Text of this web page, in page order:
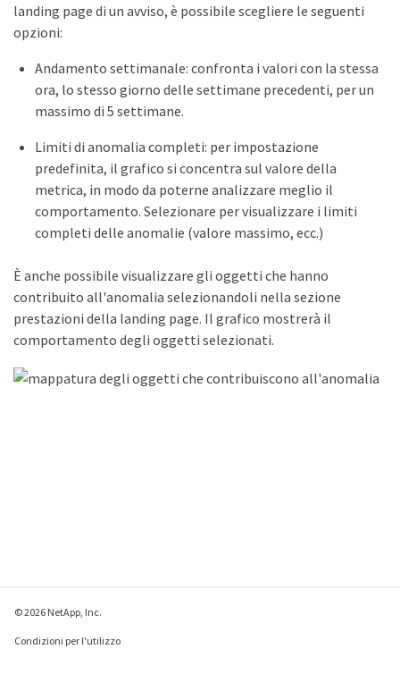
landing page di un avviso, è possibile scegliere le seguenti
opzioni:
Andamento settimanale: confronta i valori con la stessa
ora, lo stesso giorno delle settimane precedenti, per un
massimo di 5 settimane.
Limiti di anomalia completi: per impostazione
predefinita, il grafico si concentra sul valore della
metrica, in modo da poterne analizzare meglio il
comportamento. Selezionare per visualizzare i limiti
completi delle anomalie (valore massimo, ecc.)
È anche possibile visualizzare gli oggetti che hanno
contribuito all'anomalia selezionandoli nella sezione
prestazioni della landing page. Il grafico mostrerà il
comportamento degli oggetti selezionati.
© 2026 NetApp, Inc.
Condizioni per l'utilizzo